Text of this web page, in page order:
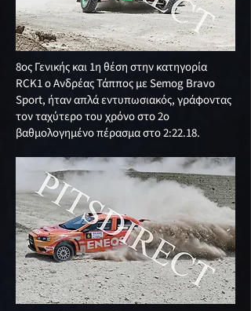
8oς Γενικής και 1η θέση στην κατηγορία
RCK1 ο Ανδρέας Τάππος με Semog Bravo
Sport, ήταν απλά εντυπωσιακός, γράφοντας
τον ταχύτερο του χρόνο στο 2ο
βαθμολογημένο πέρασμα στο 2:22.18.